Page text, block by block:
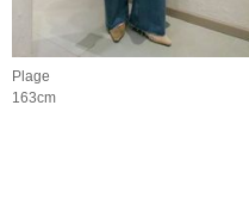
Plage
163cm